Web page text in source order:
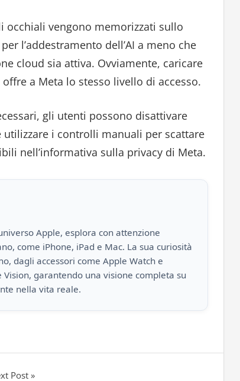
occhiali vengono memorizzati sullo
l’addestramento dell’AI a meno che
cloud sia attiva. Ovviamente, caricare
a Meta lo stesso livello di accesso.
gli utenti possono disattivare
utilizzare i controlli manuali per scattare
nell’informativa sulla privacy di Meta.
Apple, esplora con attenzione
come iPhone, iPad e Mac. La sua curiosità
dagli accessori come Apple Watch e
garantendo una visione completa su
nella vita reale.
Post